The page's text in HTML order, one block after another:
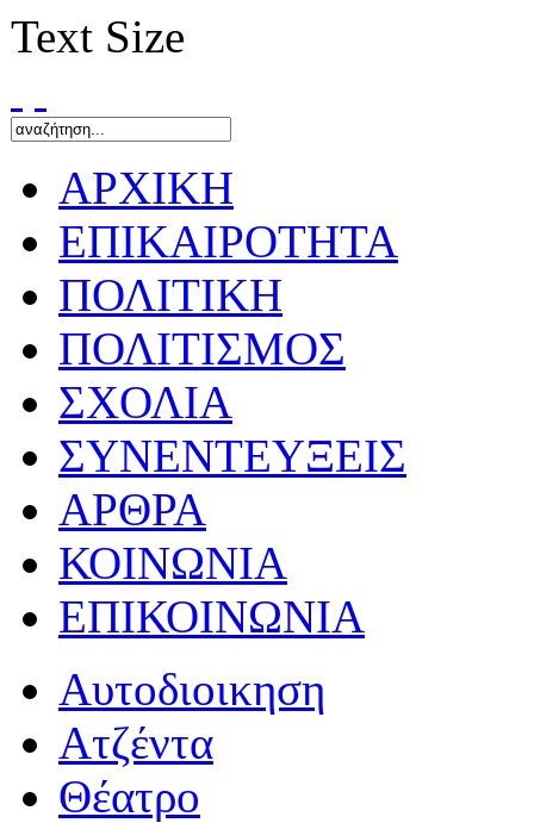
Text Size
ΑΡΧΙΚΗ
ΕΠΙΚΑΙΡΟΤΗΤΑ
ΠΟΛΙΤΙΚΗ
ΠΟΛΙΤΙΣΜΟΣ
ΣΧΟΛΙΑ
ΣΥΝΕΝΤΕΥΞΕΙΣ
ΑΡΘΡΑ
ΚΟΙΝΩΝΙΑ
ΕΠΙΚΟΙΝΩΝΙΑ
Αυτοδιοικηση
Ατζέντα
Θέατρο